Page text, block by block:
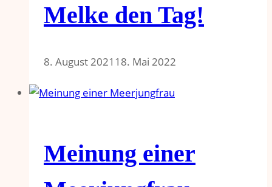
Melke den Tag!​
8. August 2021 18. Mai 2022
Meinung einer